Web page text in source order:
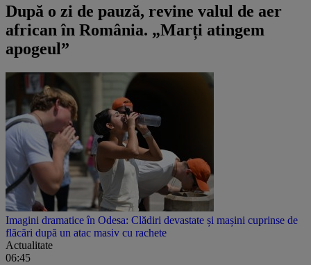
După o zi de pauză, revine valul de aer
african în România. „Marți atingem
apogeul”
Imagini dramatice în Odesa: Clădiri devastate și mașini cuprinse de
flăcări după un atac masiv cu rachete
Actualitate
06:45